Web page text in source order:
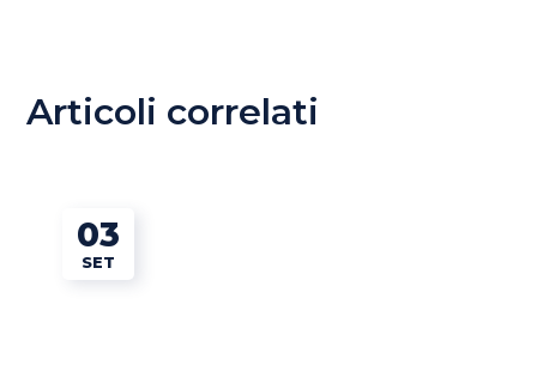
Articoli correlati
03
SET